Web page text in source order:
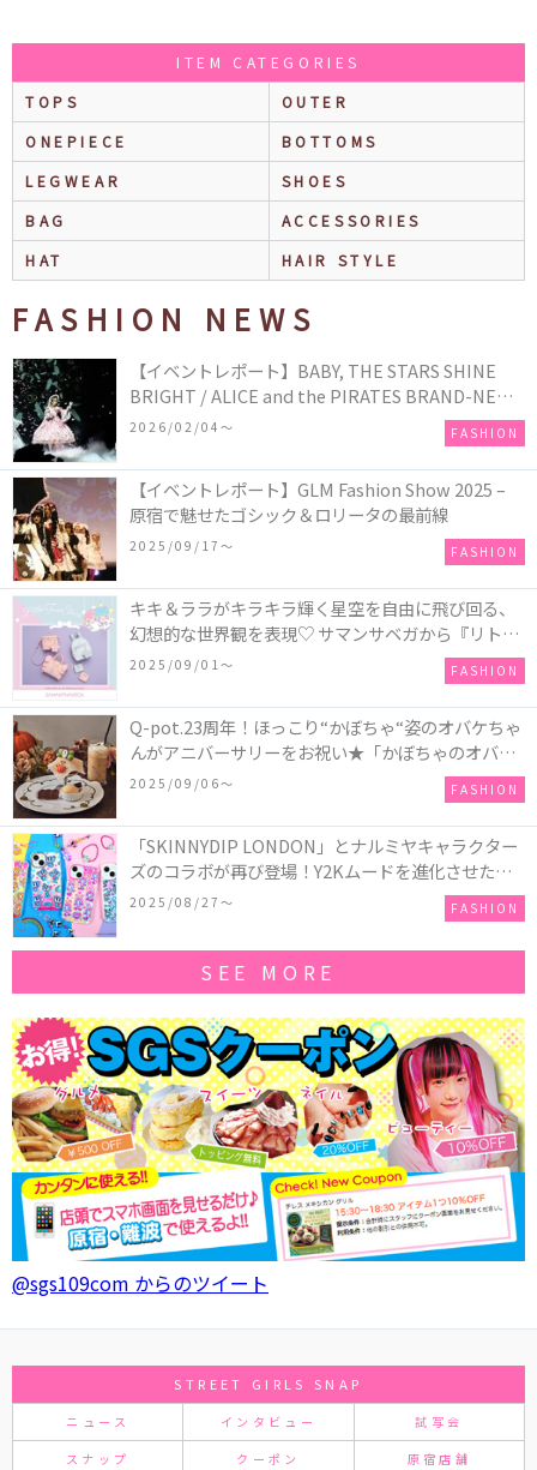
ITEM CATEGORIES
TOPS
OUTER
ONEPIECE
BOTTOMS
LEGWEAR
SHOES
BAG
ACCESSORIES
HAT
HAIR STYLE
FASHION NEWS
【イベントレポート】BABY, THE STARS SHINE
BRIGHT / ALICE and the PIRATES BRAND-NEW
COLLECTION in TOKYO
2026/02/04〜 FASHION
【イベントレポート】GLM Fashion Show 2025 –
原宿で魅せたゴシック＆ロリータの最前線
2025/09/17〜 FASHION
キキ＆ララがキラキラ輝く星空を自由に飛び回る、
幻想的な世界観を表現♡ サマンサベガから『リトル
ツインスターズ』50周年アニバーサリーイヤー』を
2025/09/01〜 FASHION
Q-pot.23周年！ほっこり“かぼちゃ“姿のオバケちゃ
んがアニバーサリーをお祝い★「かぼちゃのオバケ
ーキアクセサリー」が新発売！Q-pot CAFE.では
「かぼちゃのオバケーキプレート」も登場
2025/09/06〜 FASHION
「SKINNYDIP LONDON」とナルミヤキャラクター
ズのコラボが再び登場！Y2Kムードを進化させた新
作コレクションを発売♪
2025/08/27〜 FASHION
SEE MORE
@sgs109com からのツイート
STREET GIRLS SNAP
ニュース インタビュー 試写会
スナップ クーポン 原宿店舗